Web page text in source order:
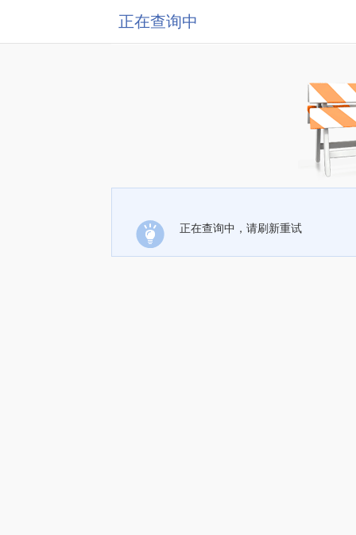
正在查询中
正在查询中，请刷新重试